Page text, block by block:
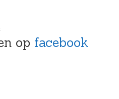
op facebook